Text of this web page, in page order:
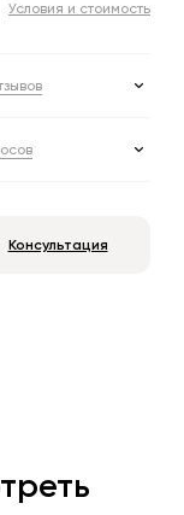
Условия и стоимость
Консультация